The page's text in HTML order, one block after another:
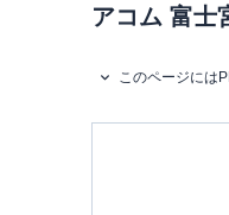
アコム 富士
このページには